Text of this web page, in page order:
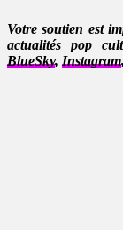
Votre soutien est
actualités pop
BlueSky, Instagram,